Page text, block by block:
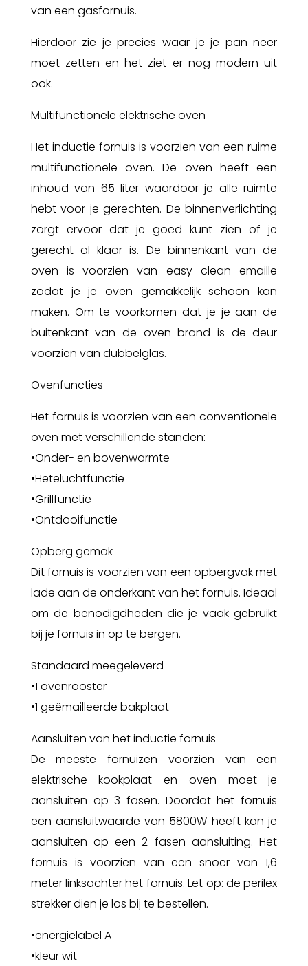
van een gasfornuis.
Hierdoor zie je precies waar je je pan neer
moet zetten en het ziet er nog modern uit
ook.
Multifunctionele elektrische oven
Het inductie fornuis is voorzien van een ruime
multifunctionele oven. De oven heeft een
inhoud van 65 liter waardoor je alle ruimte
hebt voor je gerechten. De binnenverlichting
zorgt ervoor dat je goed kunt zien of je
gerecht al klaar is. De binnenkant van de
oven is voorzien van easy clean emaille
zodat je je oven gemakkelijk schoon kan
maken. Om te voorkomen dat je je aan de
buitenkant van de oven brand is de deur
voorzien van dubbelglas.
Ovenfuncties
Het fornuis is voorzien van een conventionele
oven met verschillende standen:
•Onder- en bovenwarmte
•Heteluchtfunctie
•Grillfunctie
•Ontdooifunctie
Opberg gemak
Dit fornuis is voorzien van een opbergvak met
lade aan de onderkant van het fornuis. Ideaal
om de benodigdheden die je vaak gebruikt
bij je fornuis in op te bergen.
Standaard meegeleverd
•1 ovenrooster
•1 geëmailleerde bakplaat
Aansluiten van het inductie fornuis
De meeste fornuizen voorzien van een
elektrische kookplaat en oven moet je
aansluiten op 3 fasen. Doordat het fornuis
een aansluitwaarde van 5800W heeft kan je
aansluiten op een 2 fasen aansluiting. Het
fornuis is voorzien van een snoer van 1,6
meter linksachter het fornuis. Let op: de perilex
strekker dien je los bij te bestellen.
•energielabel A
•kleur wit